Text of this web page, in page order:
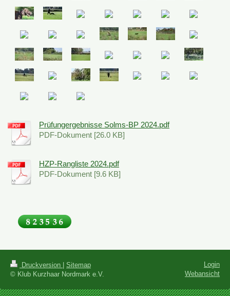
Prüfungergebnisse Solms-BP 2024.pdf
PDF-Dokument [26.0 KB]
HZP-Rangliste 2024.pdf
PDF-Dokument [9.6 KB]
Druckversion
Sitemap
© Klub Kurzhaar Nordmark e.V.
Login
Webansicht